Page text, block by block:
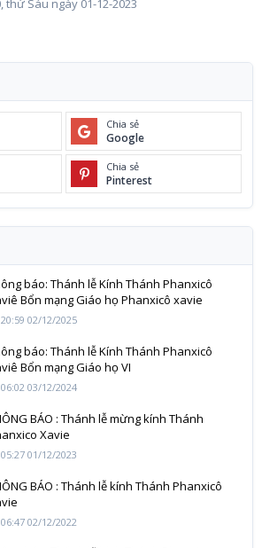
Chia sẻ
Google
Chia sẻ
Pinterest
báo: Thánh lễ Kính Thánh Phanxicô
Bổn mạng Giáo họ Phanxicô xavie
20:59 02/12/2025
báo: Thánh lễ Kính Thánh Phanxicô
Bổn mạng Giáo họ VI
06:02 03/12/2024
BÁO : Thánh lễ mừng kính Thánh
Xavie
05:27 01/12/2023
BÁO : Thánh lễ kính Thánh Phanxicô
06:47 02/12/2022